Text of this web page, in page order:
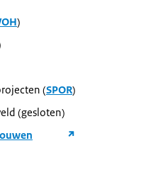
)
(SPOR)
(gesloten)